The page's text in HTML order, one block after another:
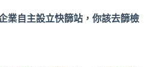
業自主設立快篩站，你該去篩檢